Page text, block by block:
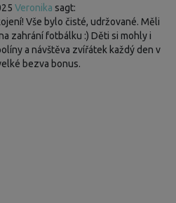
Veronika sagt:
Vše bylo čisté, udržované. Měli
zahrání fotbálku :) Děti si mohly i
a návštěva zvířátek každý den v
bezva bonus.